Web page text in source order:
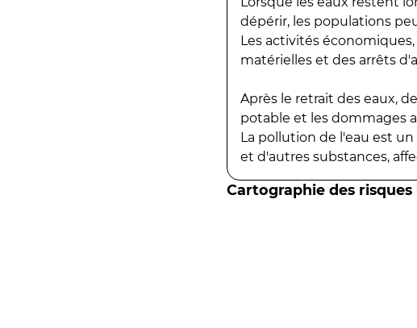
dépérir, les populations
Les activités
matérielles et des arrêts
Après le retrait des eaux,
potable et les dommages
La pollution de l'eau est
et d'autres substances,
Cartographie des